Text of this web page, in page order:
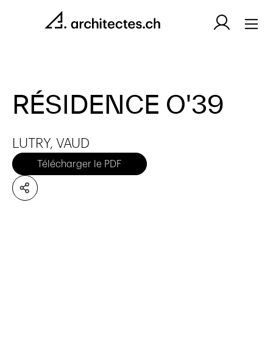
RÉSIDENCE O'39
LUTRY, VAUD
Télécharger le PDF